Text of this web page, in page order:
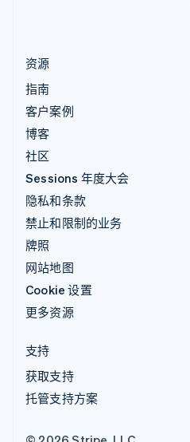
资源
指南
客户案例
博客
社区
Sessions 年度大会
隐私和条款
禁止和限制的业务
牌照
网站地图
Cookie 设置
更多资源
支持
获取支持
托管支持方案